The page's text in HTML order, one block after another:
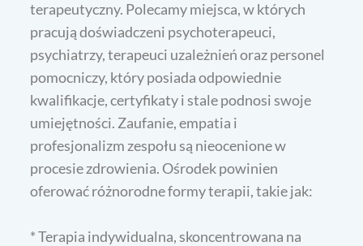
terapeutyczny. Polecamy miejsca, w których
pracują doświadczeni psychoterapeuci,
psychiatrzy, terapeuci uzależnień oraz personel
pomocniczy, który posiada odpowiednie
kwalifikacje, certyfikaty i stale podnosi swoje
umiejętności. Zaufanie, empatia i
profesjonalizm zespołu są nieocenione w
procesie zdrowienia. Ośrodek powinien
oferować różnorodne formy terapii, takie jak:
* Terapia indywidualna, skoncentrowana na